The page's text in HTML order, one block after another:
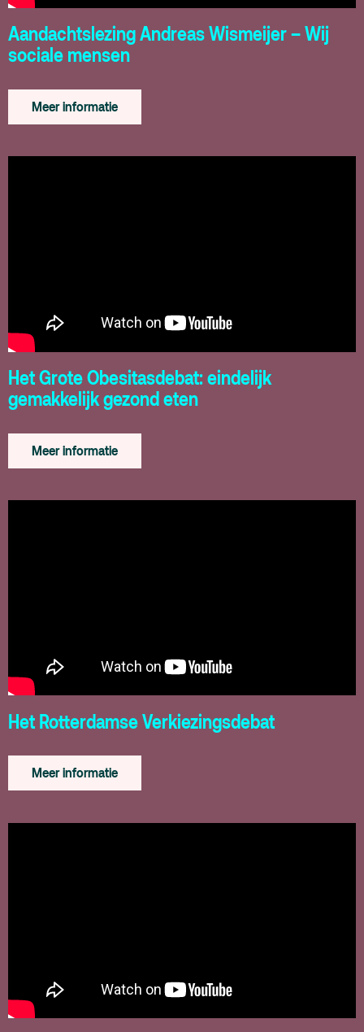
Aandachtslezing Andreas Wismeijer – Wij
sociale mensen
Meer informatie
Het Grote Obesitasdebat: eindelijk
gemakkelijk gezond eten
Meer informatie
Het Rotterdamse Verkiezingsdebat
Meer informatie